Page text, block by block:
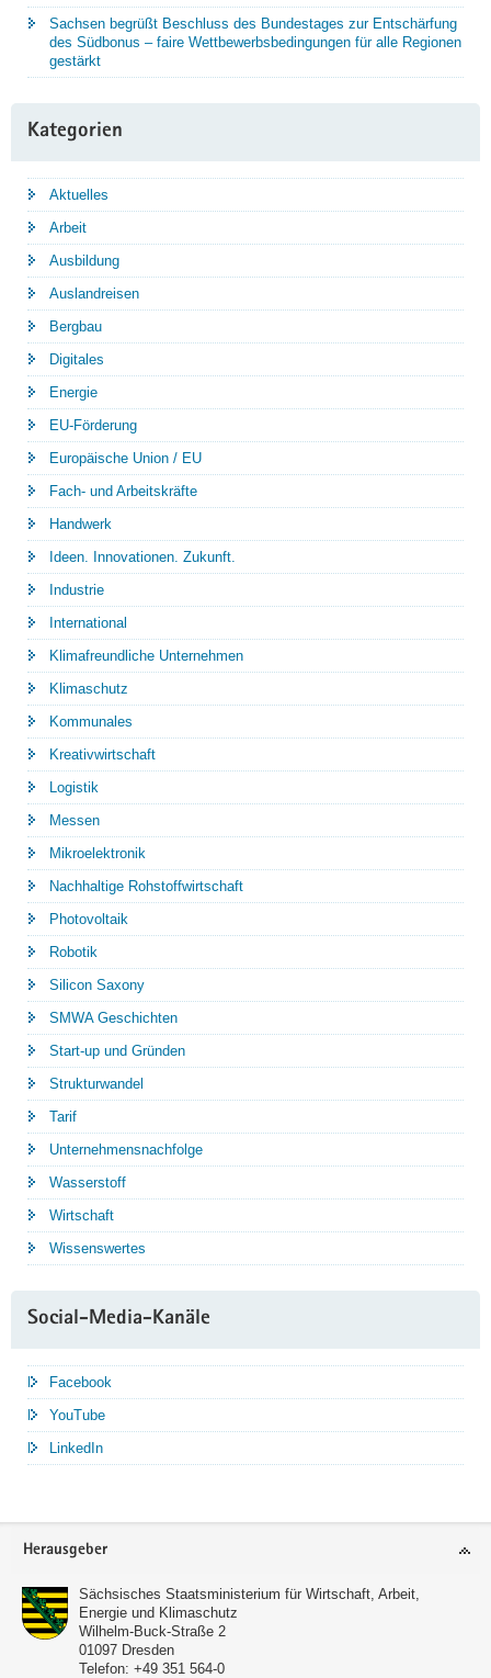
Sachsen begrüßt Beschluss des Bundestages zur Entschärfung
des Südbonus – faire Wettbewerbsbedingungen für alle Regionen
gestärkt
Kategorien
Aktuelles
Arbeit
Ausbildung
Auslandreisen
Bergbau
Digitales
Energie
EU-Förderung
Europäische Union / EU
Fach- und Arbeitskräfte
Handwerk
Ideen. Innovationen. Zukunft.
Industrie
International
Klimafreundliche Unternehmen
Klimaschutz
Kommunales
Kreativwirtschaft
Logistik
Messen
Mikroelektronik
Nachhaltige Rohstoffwirtschaft
Photovoltaik
Robotik
Silicon Saxony
SMWA Geschichten
Start-up und Gründen
Strukturwandel
Tarif
Unternehmensnachfolge
Wasserstoff
Wirtschaft
Wissenswertes
Social-Media-Kanäle
Facebook
YouTube
LinkedIn
Service
Herausgeber
Sächsisches Staatsministerium für Wirtschaft, Arbeit,
Energie und Klimaschutz
Wilhelm-Buck-Straße 2
01097 Dresden
Telefon: +49 351 564-0